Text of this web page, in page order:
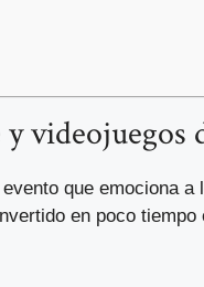
que emociona
en poco